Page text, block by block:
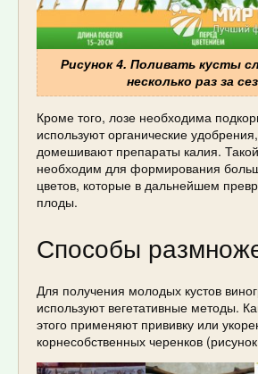
Рисунок 4. Поливать кусты
несколько раз за
Кроме того, лозе необходима
используют органические
домешивают препараты калия.
необходим для формирования
цветов, которые в дальнейшем
плоды.
Способы
Для получения молодых кустов
используют вегетативные методы.
этого применяют прививку или
корнесобственных черенков